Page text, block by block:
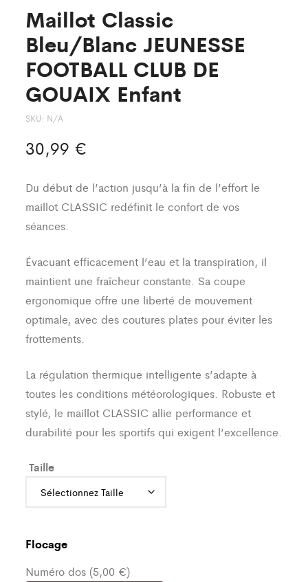
Maillot Classic
Bleu/Blanc JEUNESSE
FOOTBALL CLUB DE
GOUAIX Enfant
SKU: N/A
30,99 €
Du début de l’action jusqu’à la fin de l’effort le
maillot CLASSIC redéfinit le confort de vos
séances.
Évacuant efficacement l’eau et la transpiration, il
maintient une fraîcheur constante. Sa coupe
ergonomique offre une liberté de mouvement
optimale, avec des coutures plates pour éviter les
frottements.
La régulation thermique intelligente s’adapte à
toutes les conditions météorologiques. Robuste et
stylé, le maillot CLASSIC allie performance et
durabilité pour les sportifs qui exigent l’excellence.
Taille
Flocage
Numéro dos (5,00 €)